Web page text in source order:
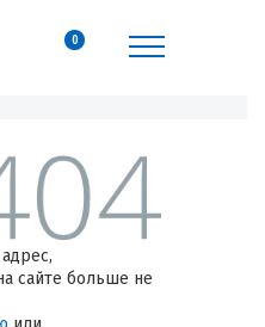
0
сайте больше не